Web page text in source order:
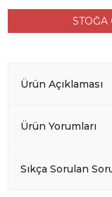
Ürün Açıklaması
Ürün Yorumları
Sıkça Sorulan